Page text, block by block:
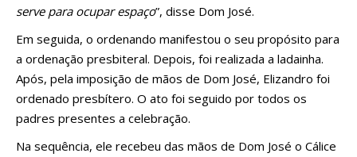
serve para ocupar espaço”, disse Dom José.
Em seguida, o ordenando manifestou o seu propósito para
a ordenação presbiteral. Depois, foi realizada a ladainha.
Após, pela imposição de mãos de Dom José, Elizandro foi
ordenado presbítero. O ato foi seguido por todos os
padres presentes a celebração.
Na sequência, ele recebeu das mãos de Dom José o Cálice